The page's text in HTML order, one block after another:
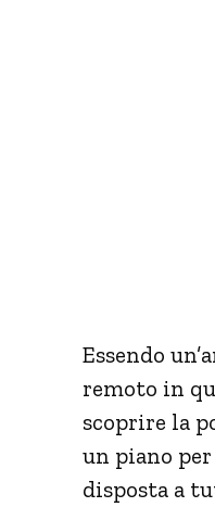
Essendo
remoto in
scoprire la
un piano
disposta a